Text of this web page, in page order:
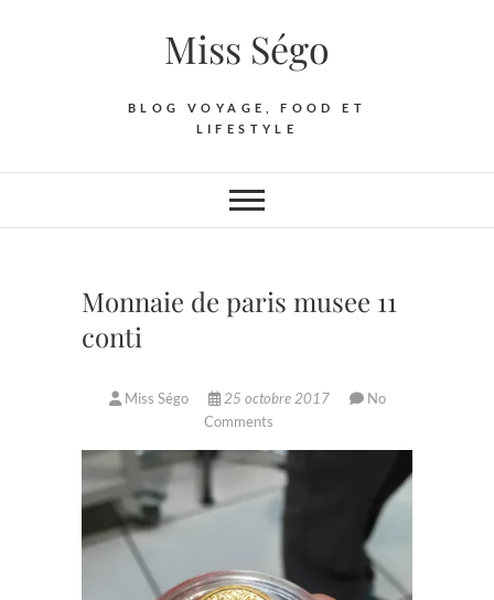
Miss Ségo
BLOG VOYAGE, FOOD ET
LIFESTYLE
Monnaie de paris musee 11
conti
Miss Ségo 25 octobre 2017
No
Comments